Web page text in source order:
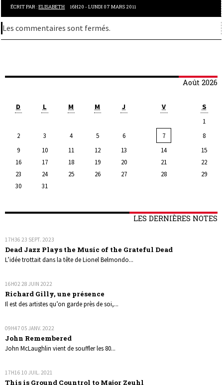
Août 2026
D L M M J V S
1
2
3 4 5 6 7
8
9
10 11 12 13 14
15
16
17 18 19 20 21
22
23
24 25 26 27 28
29
30
31
LES DERNIÈRES NOTES
17H36 23 SEPT. 2023
Dead Jazz Plays the Music of the Grateful Dead
L’idée trottait dans la tête de Lionel Belmondo...
16H02 28 JUIN 2022
Richard Gilly, une présence
Il est des artistes qu’on garde près de soi,...
09H47 05 JANV. 2022
John Remembered
John McLaughlin vient de souffler les 80...
17H16 10 JUIL. 2021
This is Ground Countrol to Major Zeuhl
ÉCRIT PAR :ELISABETH 16H20 -LUNDI 07 MARS 2011
Les commentaires sont fermés.